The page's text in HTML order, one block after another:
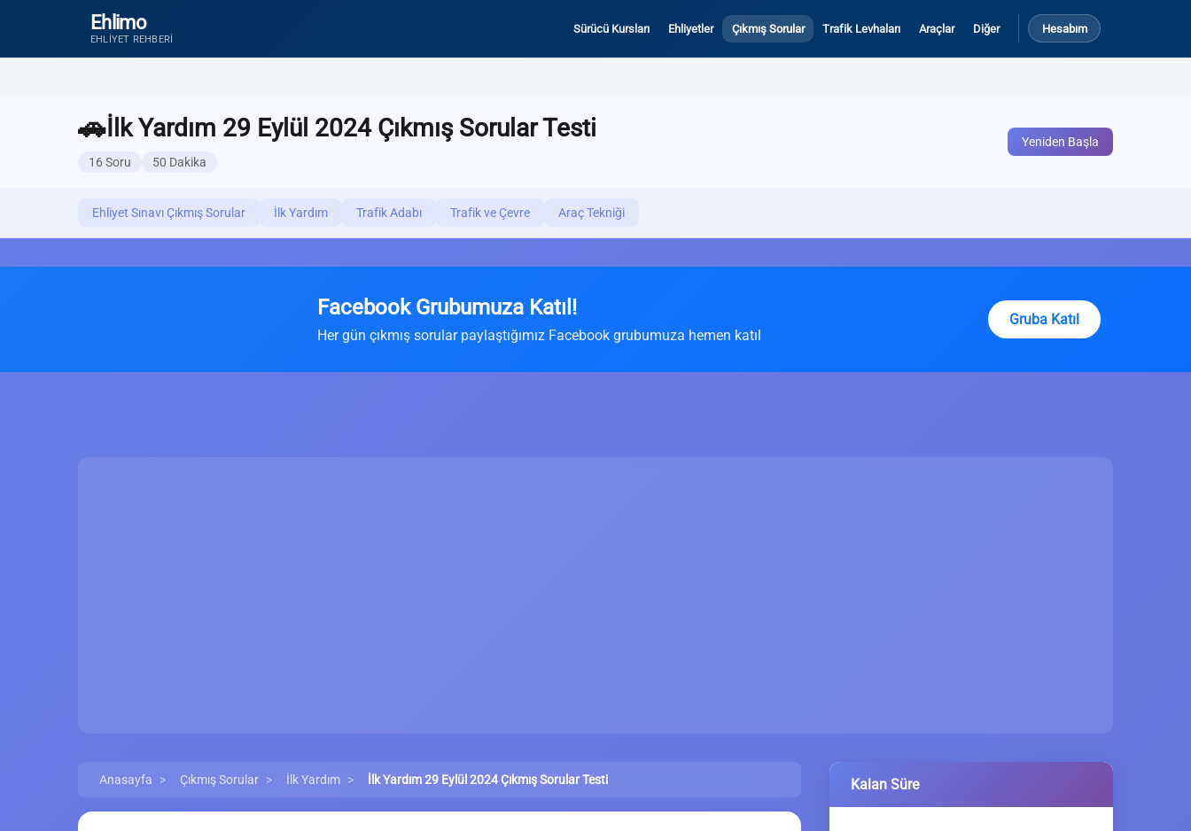
Ehlimo
EHLIYET REHBERI
Sürücü Kursları Ehliyetler Çıkmış Sorular Trafik Levhaları Araçlar Diğer Hesabım
🚗İlk Yardım 29 Eylül 2024 Çıkmış Sorular Testi
16 Soru 50 Dakika
Yeniden Başla
Ehliyet Sınavı Çıkmış Sorular İlk Yardım Trafik Adabı Trafik ve Çevre Araç Tekniği
Facebook Grubumuza Katıl!
Her gün çıkmış sorular paylaştığımız Facebook grubumuza hemen katıl
Gruba Katıl
Anasayfa Çıkmış Sorular İlk Yardım İlk Yardım 29 Eylül 2024 Çıkmış Sorular Testi Kalan Süre